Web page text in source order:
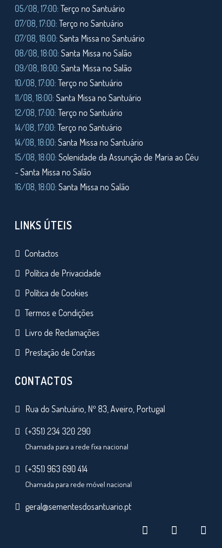
05/08, 17:00: Terço no Santuário
07/08, 17:00: Terço no Santuário
07/08, 18:00: Santa Missa no Santuário
08/08, 18:00: Santa Missa no Salão
09/08, 18:00: Santa Missa no Salão
10/08, 17:00: Terço no Santuário
11/08, 18:00: Santa Missa no Santuário
12/08, 17:00: Terço no Santuário
14/08, 17:00: Terço no Santuário
14/08, 18:00: Santa Missa no Santuário
15/08, 18:00: Solenidade da Assunção de Maria ao Céu
- Santa Missa no Salão
16/08, 18:00: Santa Missa no Salão
LINKS ÚTEIS
Contactos
Política de Privacidade
Política de Cookies
Termos e Condições
Livro de Reclamações
Prestação de Contas
CONTACTOS
Rua do Santuário, Nº 83, Aveiro, Portugal
(+351) 234 320 290
Chamada para a rede fixa nacional
(+351) 963 690 414
Chamada para rede móvel nacional
geral@sementesdosantuario.pt